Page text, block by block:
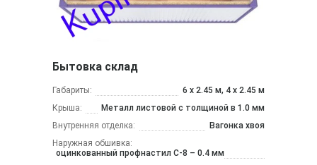
Бытовка склад
Габариты:
6 х 2.45 м, 4 х 2.45 м
Крыша:
Металл листовой с толщиной в 1.0 мм
Внутренняя отделка:
Вагонка хвоя
Наружная обшивка:
оцинкованный профнастил С-8 – 0.4 мм